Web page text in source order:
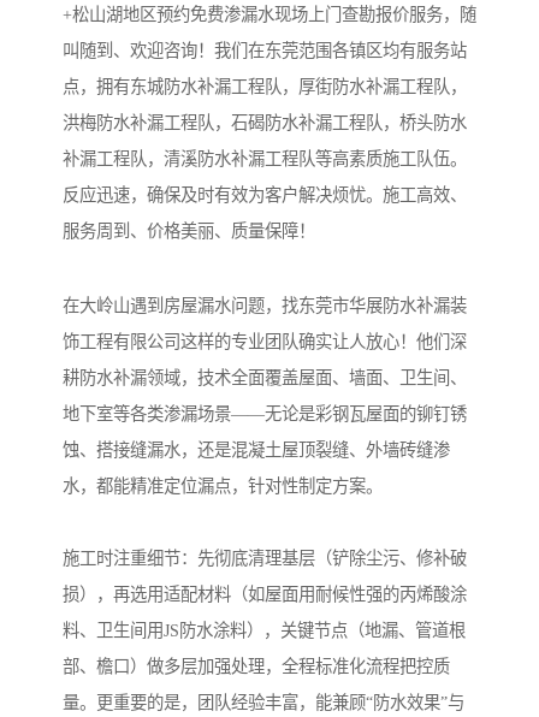
+松山湖地区预约免费渗漏水现场上门查勘报价服务，随
叫随到、欢迎咨询！我们在东莞范围各镇区均有服务站
点，拥有东城防水补漏工程队，厚街防水补漏工程队，
洪梅防水补漏工程队，石碣防水补漏工程队，桥头防水
补漏工程队，清溪防水补漏工程队等高素质施工队伍。
反应迅速，确保及时有效为客户解决烦忧。施工高效、
服务周到、价格美丽、质量保障！
在大岭山遇到房屋漏水问题，找东莞市华展防水补漏装
饰工程有限公司这样的专业团队确实让人放心！他们深
耕防水补漏领域，技术全面覆盖屋面、墙面、卫生间、
地下室等各类渗漏场景——无论是彩钢瓦屋面的铆钉锈
蚀、搭接缝漏水，还是混凝土屋顶裂缝、外墙砖缝渗
水，都能精准定位漏点，针对性制定方案。
施工时注重细节：先彻底清理基层（铲除尘污、修补破
损），再选用适配材料（如屋面用耐候性强的丙烯酸涂
料、卫生间用JS防水涂料），关键节点（地漏、管道根
部、檐口）做多层加强处理，全程标准化流程把控质
量。更重要的是，团队经验丰富，能兼顾“防水效果”与